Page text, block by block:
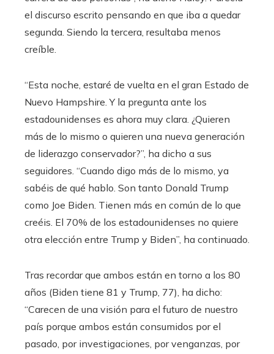
el discurso escrito pensando en que iba a quedar
segunda. Siendo la tercera, resultaba menos
creíble.
“Esta noche, estaré de vuelta en el gran Estado de
Nuevo Hampshire. Y la pregunta ante los
estadounidenses es ahora muy clara. ¿Quieren
más de lo mismo o quieren una nueva generación
de liderazgo conservador?”, ha dicho a sus
seguidores. “Cuando digo más de lo mismo, ya
sabéis de qué hablo. Son tanto Donald Trump
como Joe Biden. Tienen más en común de lo que
creéis. El 70% de los estadounidenses no quiere
otra elección entre Trump y Biden”, ha continuado.
Tras recordar que ambos están en torno a los 80
años (Biden tiene 81 y Trump, 77), ha dicho:
“Carecen de una visión para el futuro de nuestro
país porque ambos están consumidos por el
pasado, por investigaciones, por venganzas, por